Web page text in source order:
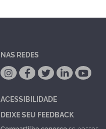
NAS REDES
ACESSIBILIDADE
DEIXE SEU FEEDBACK